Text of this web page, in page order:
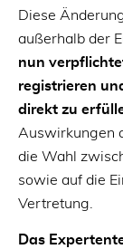
Diese
außerhalb der
nun
registrieren
direkt zu
Auswirkungen
die Wahl
sowie auf die
Vertretung.
Das